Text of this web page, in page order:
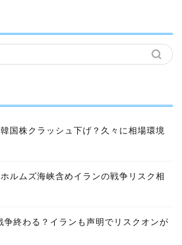
国株クラッシュ下げ？久々に相場環境
ルムズ海峡含めイランの戦争リスク相
争終わる？イランも声明でリスクオンが